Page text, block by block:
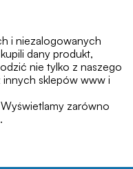
i niezalogowanych
dany produkt,
nie tylko z naszego
sklepów www i
zarówno